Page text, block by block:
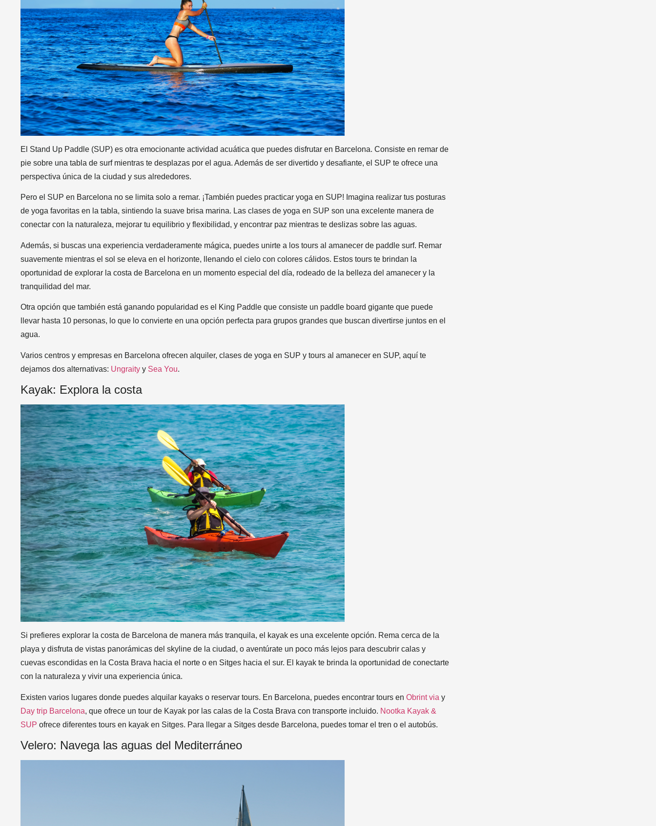
El Stand Up Paddle (SUP) es otra emocionante actividad acuática que puedes disfrutar en Barcelona. Consiste en remar de
pie sobre una tabla de surf mientras te desplazas por el agua. Además de ser divertido y desafiante, el SUP te ofrece una
perspectiva única de la ciudad y sus alrededores.
Pero el SUP en Barcelona no se limita solo a remar. ¡También puedes practicar yoga en SUP! Imagina realizar tus posturas
de yoga favoritas en la tabla, sintiendo la suave brisa marina. Las clases de yoga en SUP son una excelente manera de
conectar con la naturaleza, mejorar tu equilibrio y flexibilidad, y encontrar paz mientras te deslizas sobre las aguas.
Además, si buscas una experiencia verdaderamente mágica, puedes unirte a los tours al amanecer de paddle surf. Remar
suavemente mientras el sol se eleva en el horizonte, llenando el cielo con colores cálidos. Estos tours te brindan la
oportunidad de explorar la costa de Barcelona en un momento especial del día, rodeado de la belleza del amanecer y la
tranquilidad del mar.
Otra opción que también está ganando popularidad es el King Paddle que consiste un paddle board gigante que puede
llevar hasta 10 personas, lo que lo convierte en una opción perfecta para grupos grandes que buscan divertirse juntos en el
agua.
Varios centros y empresas en Barcelona ofrecen alquiler, clases de yoga en SUP y tours al amanecer en SUP, aquí te
dejamos dos alternativas: Ungraity y Sea You.
Kayak: Explora la costa
Si prefieres explorar la costa de Barcelona de manera más tranquila, el kayak es una excelente opción. Rema cerca de la
playa y disfruta de vistas panorámicas del skyline de la ciudad, o aventúrate un poco más lejos para descubrir calas y
cuevas escondidas en la Costa Brava hacia el norte o en Sitges hacia el sur. El kayak te brinda la oportunidad de conectarte
con la naturaleza y vivir una experiencia única.
Existen varios lugares donde puedes alquilar kayaks o reservar tours. En Barcelona, puedes encontrar tours en Obrint via y
Day trip Barcelona, que ofrece un tour de Kayak por las calas de la Costa Brava con transporte incluido. Nootka Kayak &
SUP ofrece diferentes tours en kayak en Sitges. Para llegar a Sitges desde Barcelona, puedes tomar el tren o el autobús.
Velero: Navega las aguas del Mediterráneo